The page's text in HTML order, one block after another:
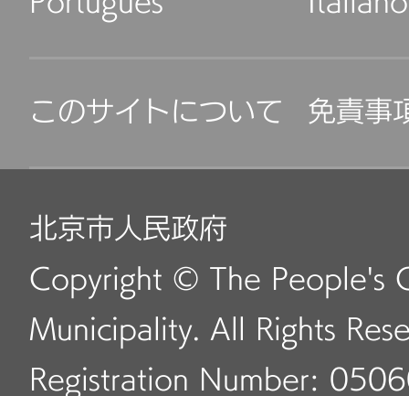
このサイトについて 免責事
北京市人民政府
Copyright © The People's
Municipality. All Rights
Registration Number: